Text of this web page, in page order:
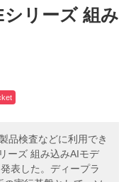
リーズ 組み
品検査などに利用でき
ーズ 組み込みAIモデ
表した。ディープラ